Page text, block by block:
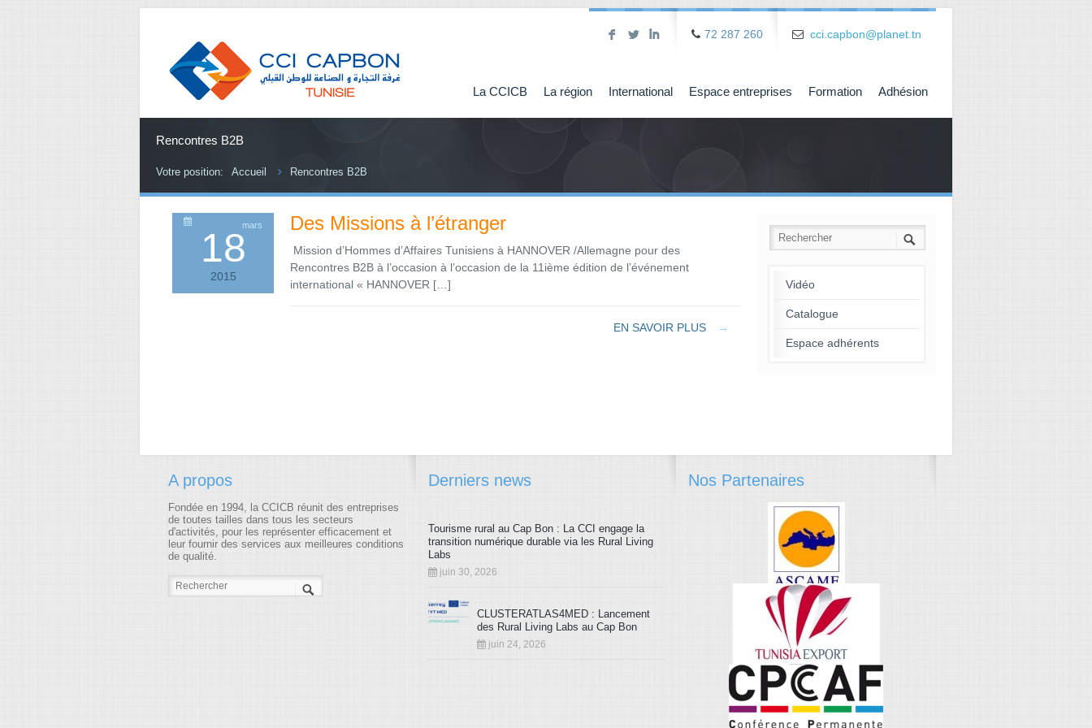
F L I 72 287 260 cci.capbon@planet.tn
La CCICB La région International Espace entreprises Formation Adhésion
Rencontres B2B
Votre position: Accueil Rencontres B2B
18mars
2015
Des Missions à l’étranger
Mission d’Hommes d’Affaires Tunisiens à HANNOVER /Allemagne pour des
Rencontres B2B à l’occasion à l’occasion de la 11ième édition de l’événement
international « HANNOVER […]
EN SAVOIR PLUS →
Vidéo
Catalogue
Espace adhérents
A propos
Fondée en 1994, la CCICB réunit des entreprises
de toutes tailles dans tous les secteurs
d'activités, pour les représenter efficacement et
leur fournir des services aux meilleures conditions
de qualité.
Derniers news
Tourisme rural au Cap Bon : La CCI engage la
transition numérique durable via les Rural Living
Labs
juin 30, 2026
CLUSTERATLAS4MED : Lancement
des Rural Living Labs au Cap Bon
juin 24, 2026
Nos Partenaires